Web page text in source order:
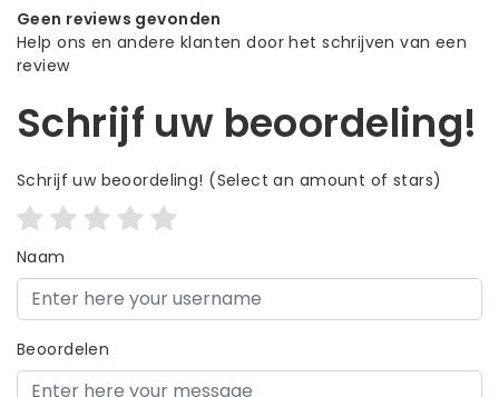
Geen reviews gevonden
Help ons en andere klanten door het schrijven van een
review
Schrijf uw beoordeling!
Schrijf uw beoordeling! (Select an amount of stars)
Naam
Beoordelen